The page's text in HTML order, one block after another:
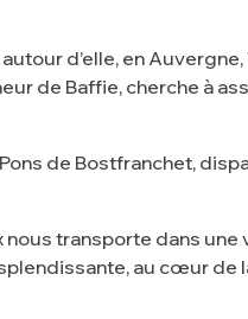
d’elle, en
de Baffie, cherche à
de Bostfranchet,
transporte dans une
au cœur de